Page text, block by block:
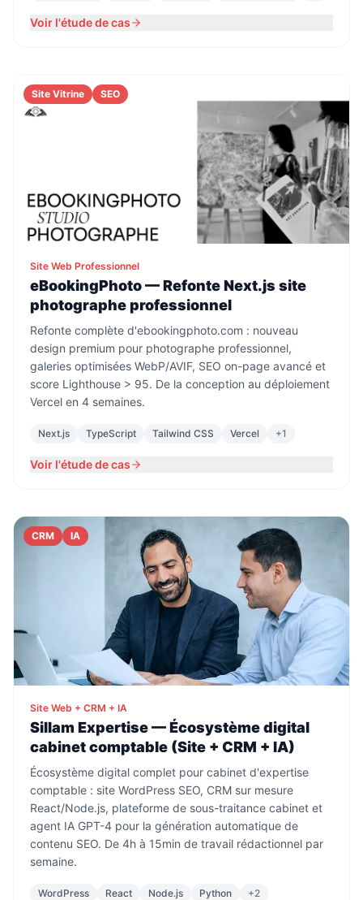
Voir l'étude de cas
Site Vitrine SEO
Site Web Professionnel
eBookingPhoto — Refonte Next.js site
photographe professionnel
Refonte complète d'ebookingphoto.com : nouveau
design premium pour photographe professionnel,
galeries optimisées WebP/AVIF, SEO on-page avancé et
score Lighthouse > 95. De la conception au déploiement
Vercel en 4 semaines.
Next.js TypeScript Tailwind CSS Vercel +1
Voir l'étude de cas
CRM IA
Site Web + CRM + IA
Sillam Expertise — Écosystème digital
cabinet comptable (Site + CRM + IA)
Écosystème digital complet pour cabinet d'expertise
comptable : site WordPress SEO, CRM sur mesure
React/Node.js, plateforme de sous-traitance cabinet et
agent IA GPT-4 pour la génération automatique de
contenu SEO. De 4h à 15min de travail rédactionnel par
semaine.
WordPress React Node.js Python +2